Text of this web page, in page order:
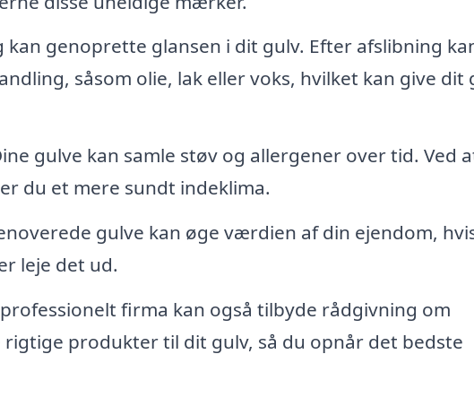
kan genoprette glansen i dit gulv. Efter afslibning
såsom olie, lak eller voks, hvilket kan give dit
gulve kan samle støv og allergener over tid. Ved
du et mere sundt indeklima.
gulve kan øge værdien af din ejendom,
leje det ud.
firma kan også tilbyde rådgivning om
produkter til dit gulv, så du opnår det bedste